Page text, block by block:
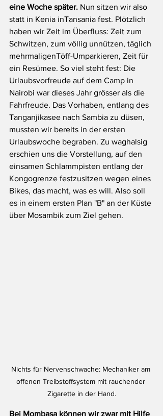
eine Woche später. Nun sitzen wir also
statt in Kenia inTansania fest. Plötzlich
haben wir Zeit im Überfluss: Zeit zum
Schwitzen, zum völlig unnützen, täglich
mehrmaligenTöff-Umparkieren, Zeit für
ein Resümee. So viel steht fest: Die
Urlaubsvorfreude auf dem Camp in
Nairobi war dieses Jahr grösser als die
Fahrfreude. Das Vorhaben, entlang des
Tanganjikasee nach Sambia zu düsen,
mussten wir bereits in der ersten
Urlaubswoche begraben. Zu waghalsig
erschien uns die Vorstellung, auf den
einsamen Schlammpisten entlang der
Kongogrenze festzusitzen wegen eines
Bikes, das macht, was es will. Also soll
es in einem ersten Plan "B" an der Küste
über Mosambik zum Ziel gehen.
Nichts für Nervenschwache: Mechaniker am
offenen Treibstoffsystem mit rauchender
Zigarette in der Hand.
Bei Mombasa können wir zwar mit Hilfe